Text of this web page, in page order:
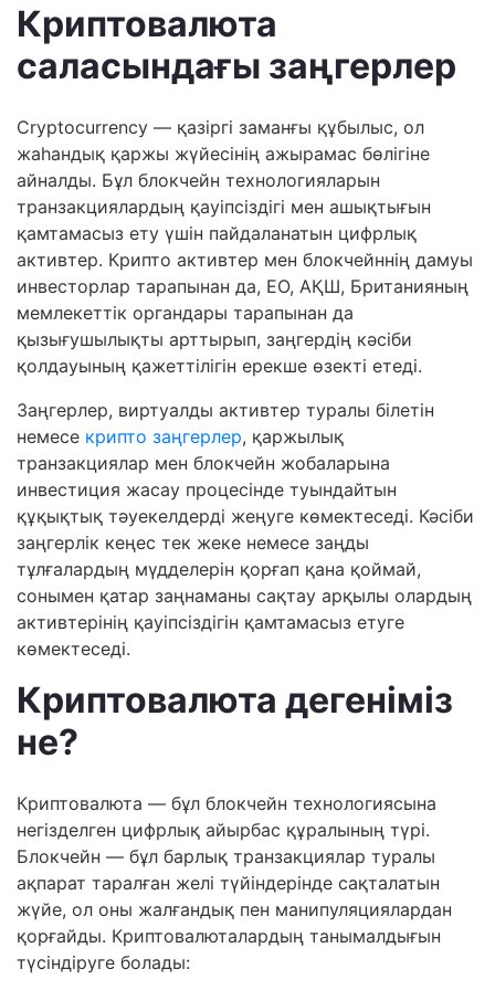
Криптовалюта
саласындағы заңгерлер
Cryptocurrency — қазіргі заманғы құбылыс, ол
жаһандық қаржы жүйесінің ажырамас бөлігіне
айналды. Бұл блокчейн технологияларын
транзакциялардың қауіпсіздігі мен ашықтығын
қамтамасыз ету үшін пайдаланатын цифрлық
активтер. Крипто активтер мен блокчейннің дамуы
инвесторлар тарапынан да, ЕО, АҚШ, Британияның
мемлекеттік органдары тарапынан да
қызығушылықты арттырып, заңгердің кәсіби
қолдауының қажеттілігін ерекше өзекті етеді.
Заңгерлер, виртуалды активтер туралы білетін
немесе крипто заңгерлер, қаржылық
транзакциялар мен блокчейн жобаларына
инвестиция жасау процесінде туындайтын
құқықтық тәуекелдерді жеңуге көмектеседі. Кәсіби
заңгерлік кеңес тек жеке немесе заңды
тұлғалардың мүдделерін қорғап қана қоймай,
сонымен қатар заңнаманы сақтау арқылы олардың
активтерінің қауіпсіздігін қамтамасыз етуге
көмектеседі.
Криптовалюта дегеніміз
не?
Криптовалюта — бұл блокчейн технологиясына
негізделген цифрлық айырбас құралының түрі.
Блокчейн — бұл барлық транзакциялар туралы
ақпарат таралған желі түйіндерінде сақталатын
жүйе, ол оны жалғандық пен манипуляциялардан
қорғайды. Криптовалюталардың танымалдығын
түсіндіруге болады: